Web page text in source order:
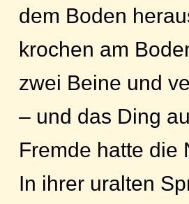
dem Boden
krochen am
zwei Beine und
– und das Ding
Fremde hatte die
In ihrer uralten